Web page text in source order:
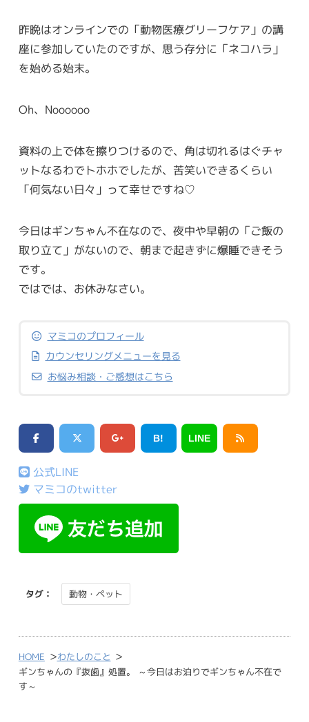
昨晩はオンラインでの「動物医療グリーフケア」の講
座に参加していたのですが、思う存分に「ネコハラ」
を始める始末。
Oh、Noooooo
資料の上で体を擦りつけるので、角は切れるはぐチャ
ットなるわでトホホでしたが、苦笑いできるくらい
「何気ない日々」って幸せですね♡
今日はギンちゃん不在なので、夜中や早朝の「ご飯の
取り立て」がないので、朝まで起きずに爆睡できそう
です。
ではでは、お休みなさい。
マミコのプロフィール
カウンセリングメニューを見る
お悩み相談・ご感想はこちら
B! LINE
公式LINE
マミコのtwitter
タグ： 動物・ペット
HOME >わたしのこと >
ギンちゃんの『抜歯』処置。 ～今日はお泊りでギンちゃん不在で
す～